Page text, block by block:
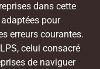
dans cette
pour
erreurs courantes.
celui consacré
de naviguer